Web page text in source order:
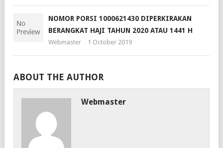
NOMOR PORSI 1000621430 DIPERKIRAKAN
BERANGKAT HAJI TAHUN 2020 ATAU 1441 H
Webmaster 1 October 2019
ABOUT THE AUTHOR
Webmaster